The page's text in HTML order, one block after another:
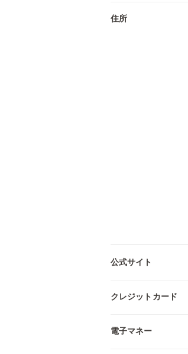
住所
公式サイト
クレジットカード
電子マネー